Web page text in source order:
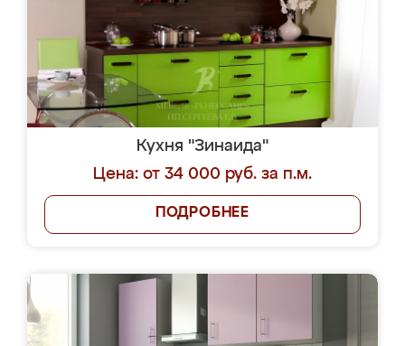
Кухня "Зинаида"
Цена: от 34 000 руб. за п.м.
ПОДРОБНЕЕ